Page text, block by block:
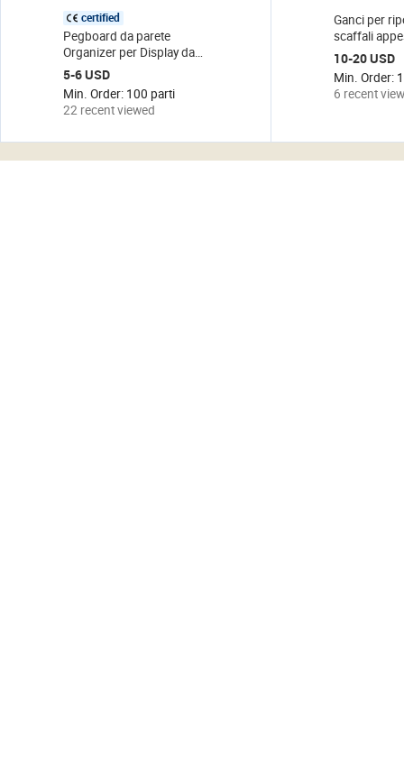
certified
Pegboard da parete
Organizer per Display da
parete Organizer per
da parete Pegboard in
plastica PP Pegboard in
5-6 USD
Min. Order: 100 parti
22 recent viewed
Ganci per
scaffali
forati fai-da-
fori da
10-20 USD
Min. Order:
6 recent